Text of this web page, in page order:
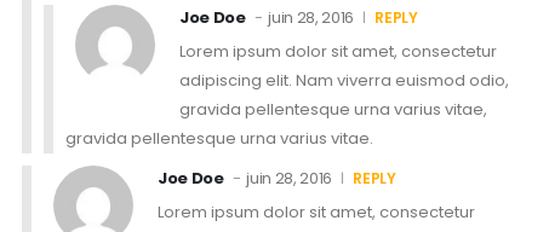
Joe Doe
juin 28, 2016 REPLY
Lorem ipsum dolor sit amet, consectetur
adipiscing elit. Nam viverra euismod odio,
gravida pellentesque urna varius vitae,
gravida pellentesque urna varius vitae.
Joe Doe
juin 28, 2016 REPLY
Lorem ipsum dolor sit amet, consectetur